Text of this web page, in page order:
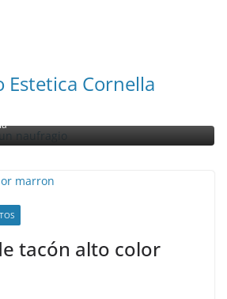
Estetica Cornella
tacón alto color